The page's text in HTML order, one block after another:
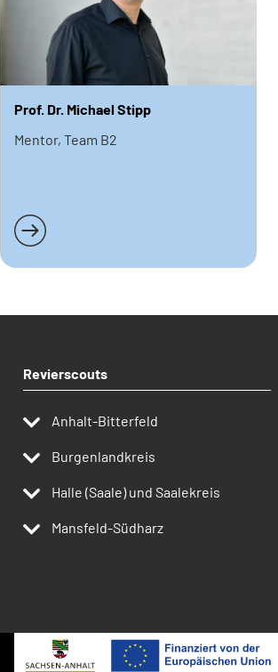
Prof. Dr. Michael Stipp
Mentor, Team B2
Weiterlesen
Revierscouts
Anhalt-Bitterfeld
Burgenlandkreis
Halle (Saale) und Saalekreis
Mansfeld-Südharz